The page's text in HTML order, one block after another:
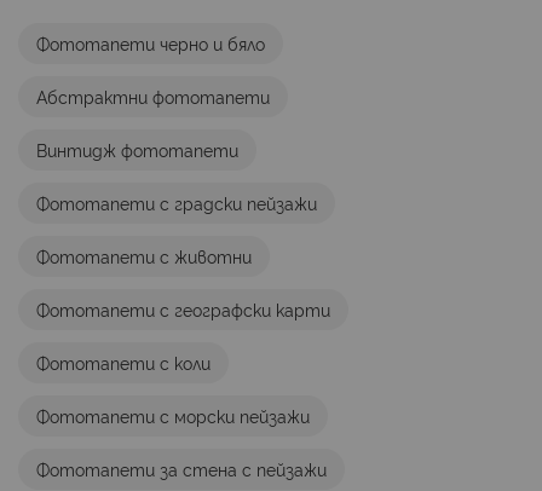
Фототапети черно и бяло
Абстрактни фототапети
Винтидж фототапети
Фототапети с градски пейзажи
Фототапети с животни
Фототапети с географски карти
Фототапети с коли
Фототапети с морски пейзажи
Фототапети за стена с пейзажи